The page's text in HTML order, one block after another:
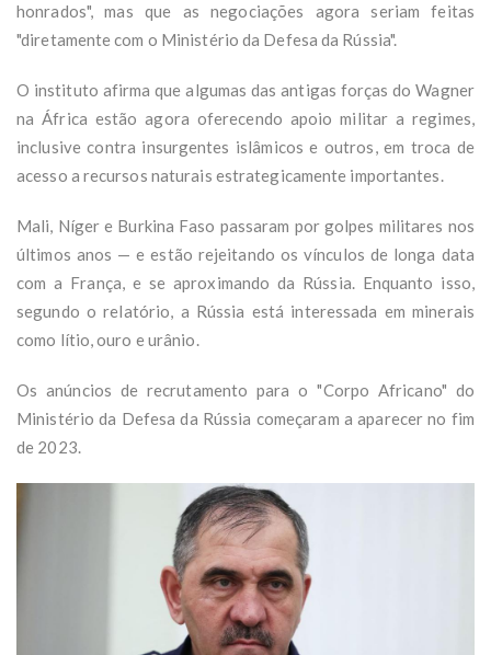
honrados", mas que as negociações agora seriam feitas
"diretamente com o Ministério da Defesa da Rússia".
O instituto afirma que algumas das antigas forças do Wagner
na África estão agora oferecendo apoio militar a regimes,
inclusive contra insurgentes islâmicos e outros, em troca de
acesso a recursos naturais estrategicamente importantes.
Mali, Níger e Burkina Faso passaram por golpes militares nos
últimos anos — e estão rejeitando os vínculos de longa data
com a França, e se aproximando da Rússia. Enquanto isso,
segundo o relatório, a Rússia está interessada em minerais
como lítio, ouro e urânio.
Os anúncios de recrutamento para o "Corpo Africano" do
Ministério da Defesa da Rússia começaram a aparecer no fim
de 2023.